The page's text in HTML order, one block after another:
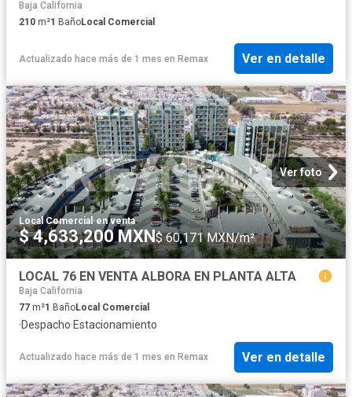
Baja California
210 m²1 BañoLocal Comercial
Actualizado hace más de 1 mes en Remax Ver en detalle
Ver foto
Local Comercial ·en venta
$ 4,633,200 MXN$ 60,171 MXN/m²
LOCAL 76 EN VENTA ALBORA EN PLANTA ALTA
Baja California
77 m²1 BañoLocal Comercial
·Despacho·Estacionamiento
Actualizado hace más de 1 mes en Remax Ver en detalle